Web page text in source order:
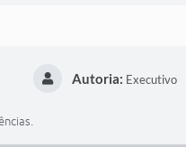
Autoria: Executivo